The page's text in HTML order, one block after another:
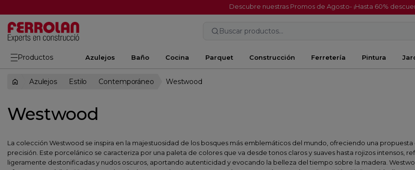
Descubre nuestras Promos de Agosto- ¡Hasta 60%
Buscar productos...
Productos Azulejos Baño Cocina Parquet Construcción Ferretería Pintura
Azulejos Estilo Contemporáneo Westwood
Westwood
La colección Westwood se inspira en la majestuosidad de los bosques más emblemáticos del mundo, ofreciendo una
precisión. Este porcelánico se caracteriza por una paleta de colores que va desde tonos claros y suaves hasta rojizos intensos,
ligeramente destonificadas y nudos oscuros, aportando autenticidad y evocando la belleza del tiempo sobre la madera.